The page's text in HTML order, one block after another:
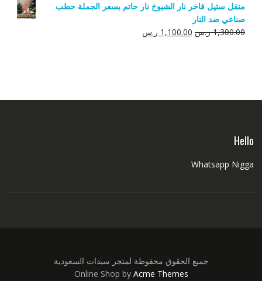
هو:
550.00 ر.س.
هو:
منقل ستيل فاخر نار الشيوخ نار حاتم بسعر الجملة حطب
صناعي ضد النار
1,300.00 ر.س السعر
1,100.00 ر.سالسعر
Hello
Whatsapp Nigga
جميع الحقوق محفوظة لمتجر سيدات السعودية
Online Shop by Acme Themes